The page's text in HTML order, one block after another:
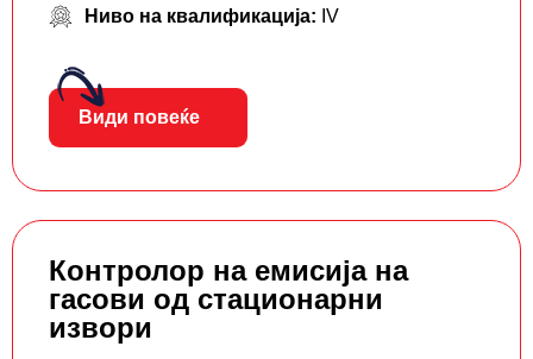
Ниво на квалификација: IV
Види повеќе
Контролор на емисија на
гасови од стационарни
извори